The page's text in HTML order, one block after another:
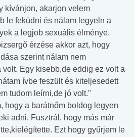
kívánjon, akarjon velem
le feküdni és nálam legyeln a
a legjob sexuális élménye.
érzése akkor azt, hogy
szerint nálam nem
volt. Egy kisebb,de eddig ez volt a
ívbe feszült és kiteljesedett
tudom leírni,de jó volt."
hogy a barátnőm boldog legyen
adni. Fusztrál, hogy más már
Ezt hogy gyűrjem le